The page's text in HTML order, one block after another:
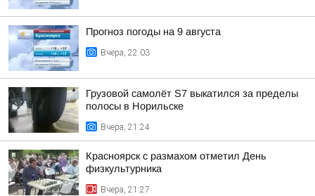
Прогноз погоды на 9 августа
Вчера, 22:03
Грузовой самолёт S7 выкатился за пределы
полосы в Норильске
Вчера, 21:24
Красноярск с размахом отметил День
физкультурника
Вчера, 21:27